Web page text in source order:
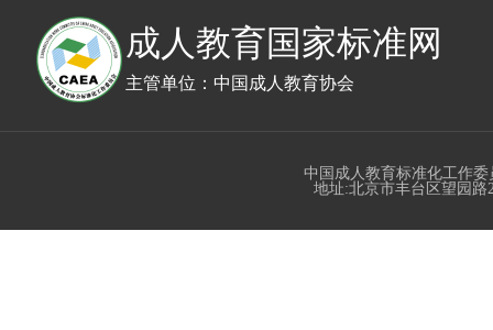
成人教育国家标准网
主管单位：中国成人教育协会
中国成人教育标准化工作
地址:北京市丰台区望园路